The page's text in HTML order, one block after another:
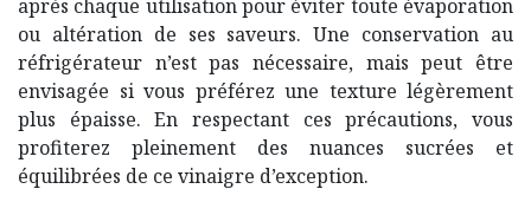
après chaque utilisation pour éviter toute évaporation
ou altération de ses saveurs. Une conservation au
réfrigérateur n’est pas nécessaire, mais peut être
envisagée si vous préférez une texture légèrement
plus épaisse. En respectant ces précautions, vous
profiterez pleinement des nuances sucrées et
équilibrées de ce vinaigre d’exception.